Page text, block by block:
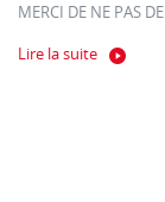
MERCI DE NE PAS
Lire la suite